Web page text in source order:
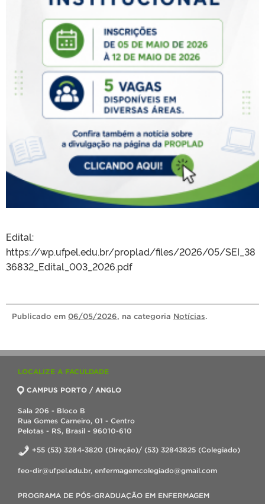
Edital:
https://wp.ufpel.edu.br/proplad/files/2026/05/SEI_38
36832_Edital_003_2026.pdf
Publicado em 06/05/2026, na categoria Notícias.
LOCALIZE A FACULDADE
CAMPUS PORTO / ANGLO
Sala 206 - Bloco B
Rua Gomes Carneiro, 01 - Centro
Pelotas - RS, Brasil - 96010-610
+55 (53) 3284-3820 (Direção)/ (53) 32843825 (Colegiado)
feo-dir@ufpel.edu.br, enfermagemcolegiado@gmail.com
PROGRAMA DE PÓS-GRADUAÇÃO EM ENFERMAGEM